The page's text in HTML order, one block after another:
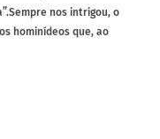
nos intrigou, o
hominídeos que, ao